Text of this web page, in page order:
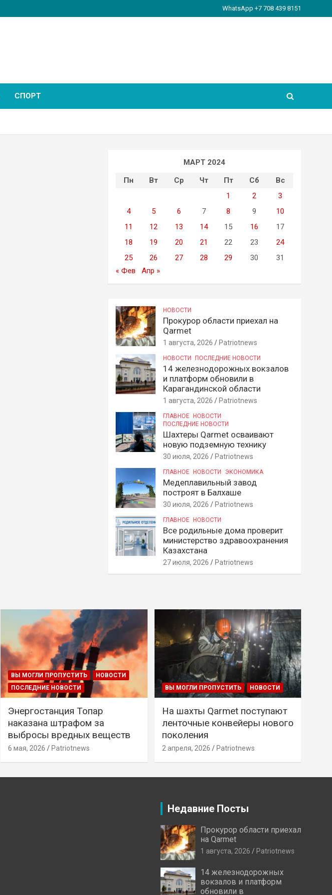
WhatsApp +7 708 439 8151
СПОРТ
МАРТ 2024
Пн
Вт Ср Чт Пт Сб
Вс
1
2
3
4
5 6 7 8 9
10
11
12 13 14 15 16
17
18
19 20 21 22 23
24
25
26 27 28 29 30
31
« Фев
Апр »
НОВОСТИ
Прокурор области приехал на
Qarmet
1 августа, 2026 Patriotnews
НОВОСТИ ПОСЛЕДНИЕ НОВОСТИ
14 железнодорожных вокзалов
и платформ обновили в
Карагандинской области
1 августа, 2026 Patriotnews
ГЛАВНОЕ
НОВОСТИ
ПОСЛЕДНИЕ НОВОСТИ
Шахтеры Qarmet осваивают
новую подземную технику
30 июля, 2026 Patriotnews
ГЛАВНОЕ НОВОСТИ ЭКОНОМИКА
Медеплавильный завод
построят в Балхаше
30 июля, 2026 Patriotnews
ГЛАВНОЕ НОВОСТИ
Все родильные дома проверит
министерство здравоохранения
Казахстана
27 июля, 2026 Patriotnews
ВЫ МОГЛИ ПРОПУСТИТЬ
НОВОСТИ
ПОСЛЕДНИЕ НОВОСТИ
Энергостанция Топар
наказана штрафом за
выбросы вредных веществ
6 мая, 2026 Patriotnews
ВЫ МОГЛИ ПРОПУСТИТЬ НОВОСТИ
На шахты Qarmet поступают
ленточные конвейеры нового
поколения
2 апреля, 2026 Patriotnews
Недавние Посты
Прокурор области приехал
на Qarmet
1 августа, 2026 Patriotnews
14 железнодорожных
вокзалов и платформ
обновили в